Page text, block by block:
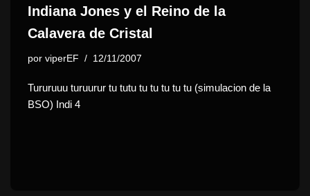
Indiana Jones y el Reino de la
Calavera de Cristal
por viperEF 12/11/2007
Tururuuu turuurur tu tutu tu tu tu tu tu (simulacion de la
BSO) Indi 4